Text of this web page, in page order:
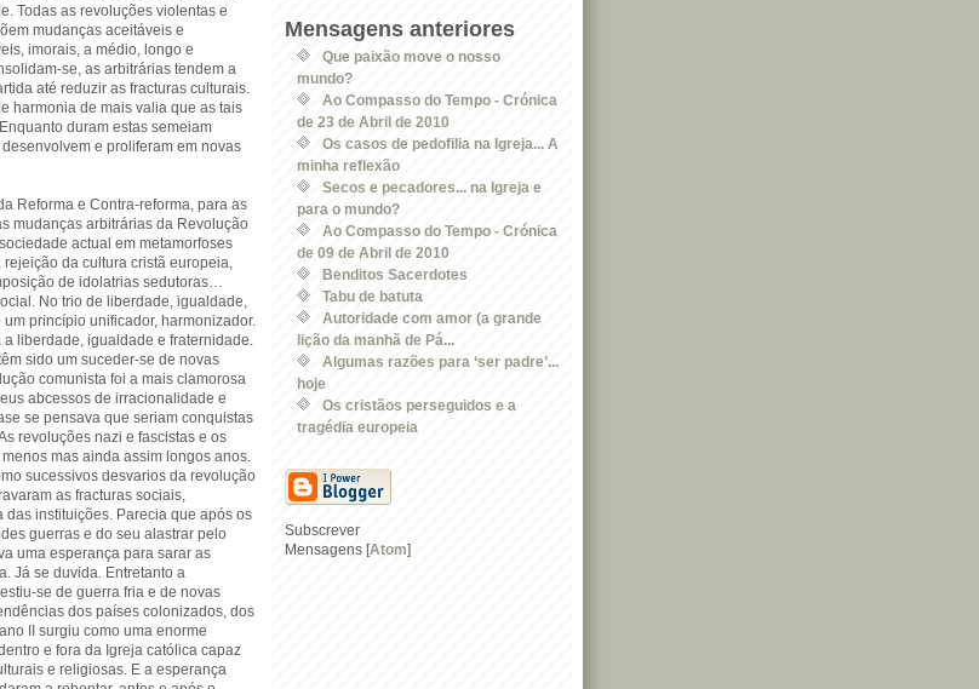
Todas as revoluções violentas e
mudanças aceitáveis e
imorais, a médio, longo e
se, as arbitrárias tendem a
até reduzir as fracturas culturais.
harmonia de mais valia que as tais
duram estas semeiam
e proliferam em novas
Reforma e Contra-reforma, para as
mudanças arbitrárias da Revolução
actual em metamorfoses
da cultura cristã europeia,
de idolatrias sedutoras…
No trio de liberdade, igualdade,
princípio unificador, harmonizador.
liberdade, igualdade e fraternidade.
sido um suceder-se de novas
comunista foi a mais clamorosa
abcessos de irracionalidade e
se pensava que seriam conquistas
revoluções nazi e fascistas e os
mas ainda assim longos anos.
sucessivos desvarios da revolução
as fracturas sociais,
instituições. Parecia que após os
guerras e do seu alastrar pelo
uma esperança para sarar as
Já se duvida. Entretanto a
se de guerra fria e de novas
dos países colonizados, dos
II surgiu como uma enorme
e fora da Igreja católica capaz
e religiosas. E a esperança
Mensagens anteriores
Que paixão move o nosso
mundo?
Ao Compasso do Tempo - Crónica
de 23 de Abril de 2010
Os casos de pedofilia na Igreja... A
minha reflexão
Secos e pecadores... na Igreja e
para o mundo?
Ao Compasso do Tempo - Crónica
de 09 de Abril de 2010
Benditos Sacerdotes
Tabu de batuta
Autoridade com amor (a grande
lição da manhã de Pá...
Algumas razões para ‘ser padre’...
hoje
Os cristãos perseguidos e a
tragédia europeia
Subscrever
Mensagens [Atom]